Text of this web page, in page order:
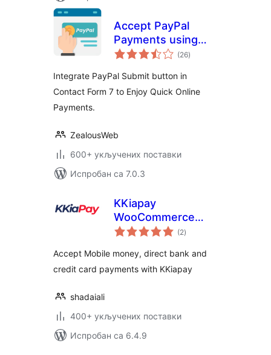
Accept PayPal
Payments using
Contact Form 7
(26укупних
оцена
)
Integrate PayPal Submit button in
Contact Form 7 to Enjoy Quick Online
Payments.
ZealousWeb
600+ укључених поставки
Испробан са 7.0.3
KKiapay
WooCommerce
Plugin
(2укупних
оцена
)
Accept Mobile money, direct bank and
credit card payments with KKiapay
shadaiali
400+ укључених поставки
Испробан са 6.4.9